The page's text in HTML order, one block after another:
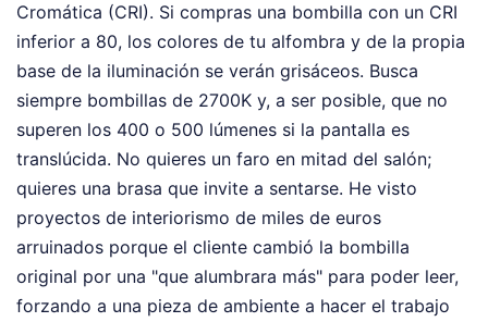
Cromática (CRI). Si compras una bombilla con un CRI
inferior a 80, los colores de tu alfombra y de la propia
base de la iluminación se verán grisáceos. Busca
siempre bombillas de 2700K y, a ser posible, que no
superen los 400 o 500 lúmenes si la pantalla es
translúcida. No quieres un faro en mitad del salón;
quieres una brasa que invite a sentarse. He visto
proyectos de interiorismo de miles de euros
arruinados porque el cliente cambió la bombilla
original por una "que alumbrara más" para poder leer,
forzando a una pieza de ambiente a hacer el trabajo